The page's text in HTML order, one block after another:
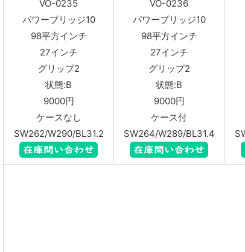
VO-0235
パワーブリッジ10
98平方インチ
27インチ
グリップ2
状態:B
9000円
ケースなし
SW262/W290/BL31.2
VO-0236
パワーブリッジ10
98平方インチ
27インチ
グリップ2
状態:B
9000円
ケース付
SW264/W289/BL31.4